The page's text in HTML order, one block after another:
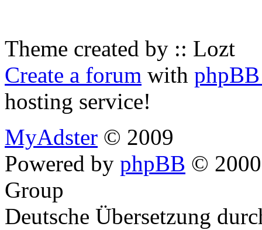
Theme created by :: Lozt
Create a forum with
hosting service!
MyAdster © 2009
Powered by phpBB ©
Group
Deutsche Übersetzung